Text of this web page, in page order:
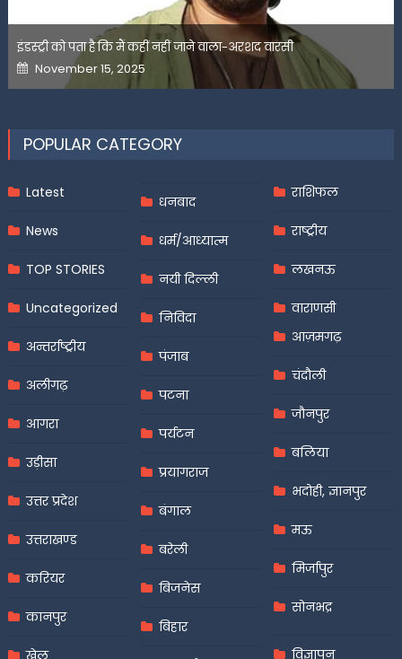
इंडस्ट्री को पता है कि मैं कहीं नहीं जाने वाला-अरशद वारसी
Posted
on
November 15, 2025
POPULAR CATEGORY
Latest
News
TOP STORIES
Uncategorized
अन्तर्राष्ट्रीय
अलीगढ़
आगरा
उड़ीसा
उत्तर प्रदेश
उत्तराखण्ड
करियर
कानपुर
धनबाद
धर्म/आध्यात्म
नयी दिल्ली
निविदा
पंजाब
पटना
पर्यटन
प्रयागराज
बंगाल
बरेली
बिजनेस
बिहार
राशिफल
राष्ट्रीय
लखनऊ
वाराणसी
आज़मगढ़
चंदौली
जौनपुर
बलिया
भदोही, ज्ञानपुर
मऊ
मिर्जापुर
सोनभद्र
विज्ञापन